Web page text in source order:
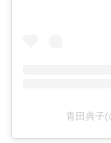
青田典子